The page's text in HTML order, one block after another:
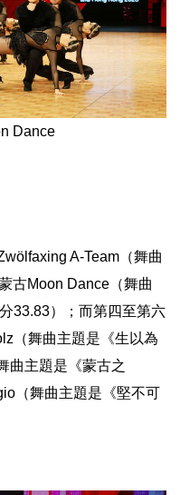
Dance
A-Team（舞曲
古Moon Dance（舞曲
33.83）；而第四至第六
（舞曲主題是《生以為
曲主題是《蒙古之
（舞曲主題是《堅不可